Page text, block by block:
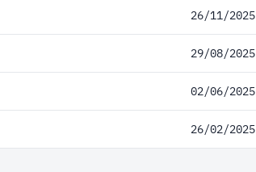
26/11/2025
29/08/2025
02/06/2025
26/02/2025